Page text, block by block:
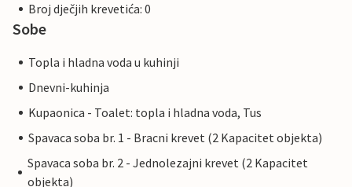
Broj dječjih krevetića: 0
Sobe
Topla i hladna voda u kuhinji
Dnevni-kuhinja
Kupaonica - Toalet: topla i hladna voda, Tus
Spavaca soba br. 1 - Bracni krevet (2 Kapacitet objekta)
Spavaca soba br. 2 - Jednolezajni krevet (2 Kapacitet
objekta)